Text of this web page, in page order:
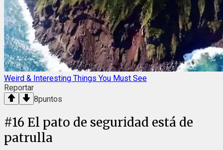
Weird & Interesting Things You Must See
Reportar
8puntos
#16 El pato de seguridad está de
patrulla